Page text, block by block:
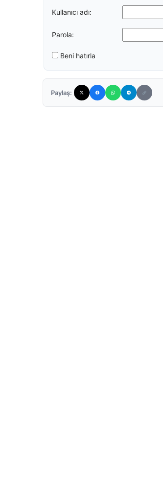
Kullanıcı adı:
Parola:
Beni hatırla
Paylaş: